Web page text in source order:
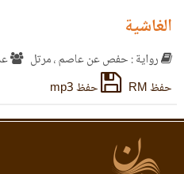
الغاشية
رواية : حفص عن عاصم ، مرتل
حفظ RM
حفظ mp3